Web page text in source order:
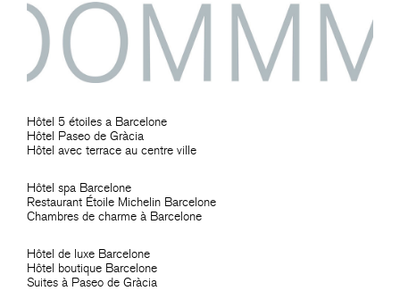
Hôtel 5 étoiles a Barcelone
Hôtel Paseo de Gràcia
Hôtel avec terrace au centre ville
Hôtel spa Barcelone
Restaurant Étoile Michelin Barcelone
Chambres de charme à Barcelone
Hôtel de luxe Barcelone
Hôtel boutique Barcelone
Suites à Paseo de Gràcia